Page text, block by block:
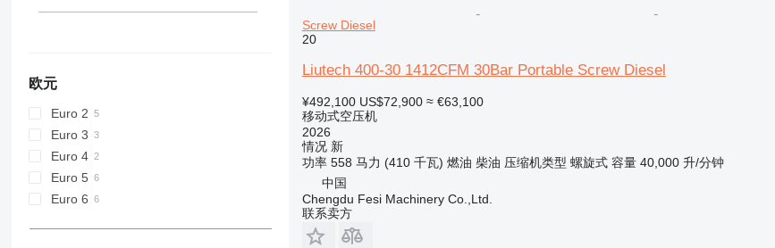
欧元
Euro 2
Euro 3
Euro 4
Euro 5
Euro 6
Screw Diesel
20
Liutech 400-30 1412CFM 30Bar Portable Screw Diesel
¥492,100 US$72,900 ≈ €63,100
移动式空压机
2026
情况新
功率 558 马力 (410 千瓦) 燃油 柴油 压缩机类型 螺旋式 容量 40,000 升/分钟
中国
Chengdu Fesi Machinery Co.,Ltd.
联系卖方